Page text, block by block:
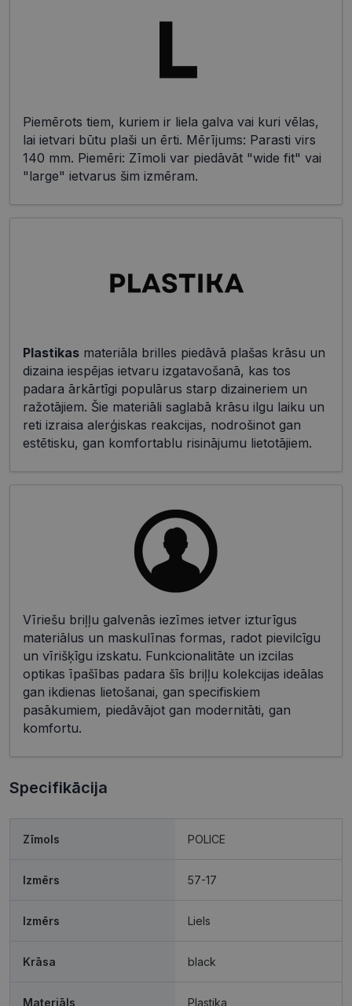
Piemērots tiem, kuriem ir liela galva vai kuri vēlas,
lai ietvari būtu plaši un ērti. Mērījums: Parasti virs
140 mm. Piemēri: Zīmoli var piedāvāt "wide fit" vai
"large" ietvarus šim izmēram.
Plastikas materiāla brilles piedāvā plašas krāsu un
dizaina iespējas ietvaru izgatavošanā, kas tos
padara ārkārtīgi populārus starp dizaineriem un
ražotājiem. Šie materiāli saglabā krāsu ilgu laiku un
reti izraisa alerģiskas reakcijas, nodrošinot gan
estētisku, gan komfortablu risinājumu lietotājiem.
Vīriešu briļļu galvenās iezīmes ietver izturīgus
materiālus un maskulīnas formas, radot pievilcīgu
un vīrišķīgu izskatu. Funkcionalitāte un izcilas
optikas īpašības padara šīs briļļu kolekcijas ideālas
gan ikdienas lietošanai, gan specifiskiem
pasākumiem, piedāvājot gan modernitāti, gan
komfortu.
Specifikācija
Zīmols POLICE
Izmērs 57-17
Izmērs Liels
Krāsa black
Materiāls Plastika